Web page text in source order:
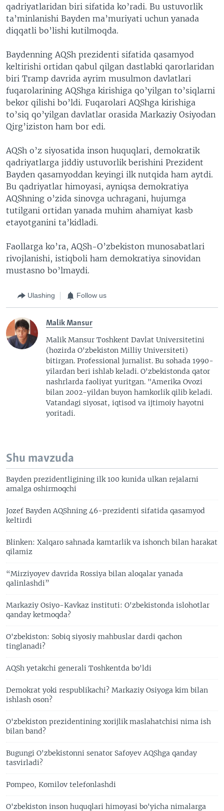
qadriyatlaridan biri sifatida ko’radi. Bu ustuvorlik
ta’minlanishi Bayden ma’muriyati uchun yanada
diqqatli bo’lishi kutilmoqda.
Baydenning AQSh prezidenti sifatida qasamyod
keltirishi ortidan qabul qilgan dastlabki qarorlaridan
biri Tramp davrida ayrim musulmon davlatlari
fuqarolarining AQShga kirishiga qo’yilgan to’siqlarni
bekor qilishi bo’ldi. Fuqarolari AQShga kirishiga
to’siq qo’yilgan davlatlar orasida Markaziy Osiyodan
Qirg’iziston ham bor edi.
AQSh o’z siyosatida inson huquqlari, demokratik
qadriyatlarga jiddiy ustuvorlik berishini Prezident
Bayden qasamyoddan keyingi ilk nutqida ham aytdi.
Bu qadriyatlar himoyasi, ayniqsa demokratiya
AQShning o’zida sinovga uchragani, hujumga
tutilgani ortidan yanada muhim ahamiyat kasb
etayotganini ta’kidladi.
Faollarga ko’ra, AQSh-O’zbekiston munosabatlari
rivojlanishi, istiqboli ham demokratiya sinovidan
mustasno bo’lmaydi.
Ulashing Follow us
Malik Mansur
Malik Mansur Toshkent Davlat Universitetini
(hozirda O'zbekiston Milliy Universiteti)
bitirgan. Professional jurnalist. Bu sohada 1990-
yilardan beri ishlab keladi. O'zbekistonda qator
nashrlarda faoliyat yuritgan. "Amerika Ovozi
bilan 2002-yildan buyon hamkorlik qilib keladi.
Vatandagi siyosat, iqtisod va ijtimoiy hayotni
yoritadi.
Shu mavzuda
Bayden prezidentligining ilk 100 kunida ulkan rejalarni
amalga oshirmoqchi
Jozef Bayden AQShning 46-prezidenti sifatida qasamyod
keltirdi
Blinken: Xalqaro sahnada kamtarlik va ishonch bilan harakat
qilamiz
“Mirziyoyev davrida Rossiya bilan aloqalar yanada
qalinlashdi”
Markaziy Osiyo-Kavkaz instituti: O'zbekistonda islohotlar
qanday ketmoqda?
O'zbekiston: Sobiq siyosiy mahbuslar dardi qachon
tinglanadi?
AQSh yetakchi generali Toshkentda bo'ldi
Demokrat yoki respublikachi? Markaziy Osiyoga kim bilan
ishlash oson?
O'zbekiston prezidentining xorijlik maslahatchisi nima ish
bilan band?
Bugungi O'zbekistonni senator Safoyev AQShga qanday
tasvirladi?
Pompeo, Komilov telefonlashdi
O'zbekiston inson huquqlari himoyasi bo'yicha nimalarga